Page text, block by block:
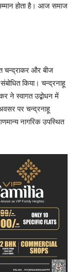
होता है। आज समाज
चन्द्राकर और बीज
किया। चन्द्रनाहू
ने स्वागत उद्बोधन में
पर चन्द्रनाहू
नागरिक उपस्थित